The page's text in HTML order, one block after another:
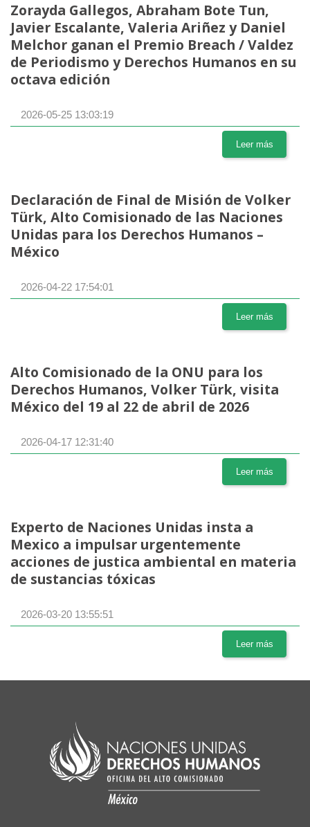
Zorayda Gallegos, Abraham Bote Tun,
Javier Escalante, Valeria Ariñez y Daniel
Melchor ganan el Premio Breach / Valdez
de Periodismo y Derechos Humanos en su
octava edición
2026-05-25 13:03:19
Leer más
Declaración de Final de Misión de Volker
Türk, Alto Comisionado de las Naciones
Unidas para los Derechos Humanos –
México
2026-04-22 17:54:01
Leer más
Alto Comisionado de la ONU para los
Derechos Humanos, Volker Türk, visita
México del 19 al 22 de abril de 2026
2026-04-17 12:31:40
Leer más
Experto de Naciones Unidas insta a
Mexico a impulsar urgentemente
acciones de justica ambiental en materia
de sustancias tóxicas
2026-03-20 13:55:51
Leer más